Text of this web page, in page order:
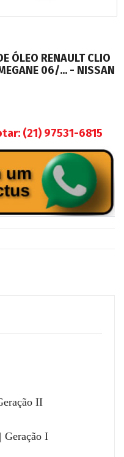
ÓLEO RENAULT CLIO
06/... - NISSAN
(21) 97531-6815
II
Geração I